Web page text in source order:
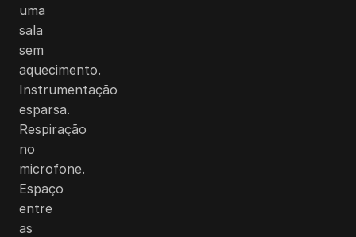
uma
sala
sem
aquecimento.
Instrumentação
esparsa.
Respiração
no
microfone.
Espaço
entre
as